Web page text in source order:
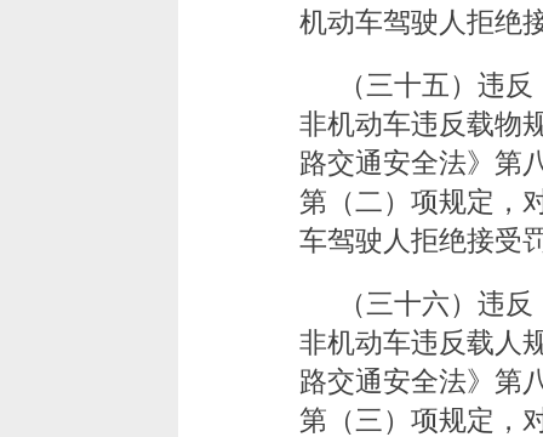
机动车驾驶人拒绝
（三十五）违
非机动车违反载物
路交通安全法》第
第（二）项规定，
车驾驶人拒绝接受
（三十六）违
非机动车违反载人
路交通安全法》第
第（三）项规定，